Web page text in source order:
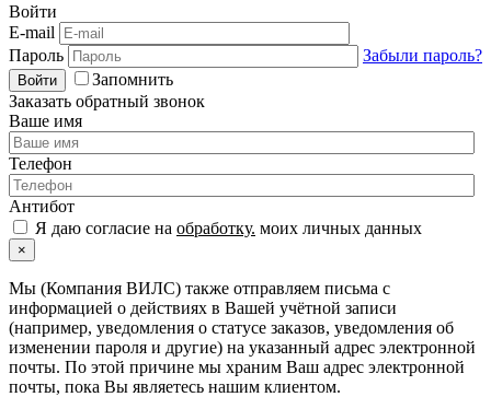
Войти
E-mail
Пароль
Забыли пароль?
Войти
Запомнить
Заказать обратный звонок
Ваше имя
Телефон
Антибот
Я даю согласие на обработку. моих личных данных
×
Мы (Компания ВИЛС) также отправляем письма с
информацией о действиях в Вашей учётной записи
(например, уведомления о статусе заказов, уведомления об
изменении пароля и другие) на указанный адрес электронной
почты. По этой причине мы храним Ваш адрес электронной
почты, пока Вы являетесь нашим клиентом.